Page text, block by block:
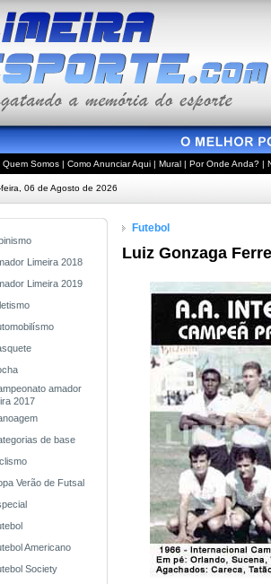
Quem Somos | Como Anunciar Aqui | Mural | Por Onde Anda? |
06 de Agosto de 2026
Limeira 2018
Limeira 2019
amador
2017
de base
Verão de Futsal
Americano
Society
Futebol
Luiz Gonzaga